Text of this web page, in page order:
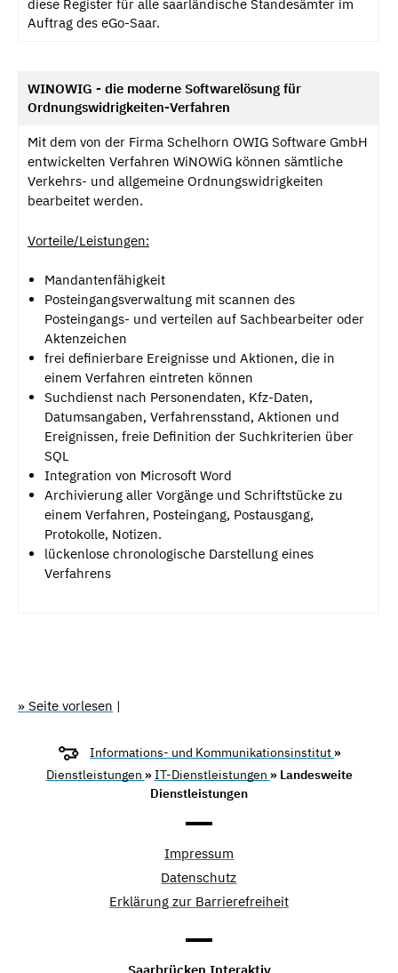
diese Register für alle saarländische Standesämter im
Auftrag des eGo-Saar.
WINOWIG - die moderne Softwarelösung für
Ordnungswidrigkeiten-Verfahren
Mit dem von der Firma Schelhorn OWIG Software GmbH
entwickelten Verfahren WiNOWiG können sämtliche
Verkehrs- und allgemeine Ordnungswidrigkeiten
bearbeitet werden.
Vorteile/Leistungen:
Mandantenfähigkeit
Posteingangsverwaltung mit scannen des
Posteingangs- und verteilen auf Sachbearbeiter oder
Aktenzeichen
frei definierbare Ereignisse und Aktionen, die in
einem Verfahren eintreten können
Suchdienst nach Personendaten, Kfz-Daten,
Datumsangaben, Verfahrensstand, Aktionen und
Ereignissen, freie Definition der Suchkriterien über
SQL
Integration von Microsoft Word
Archivierung aller Vorgänge und Schriftstücke zu
einem Verfahren, Posteingang, Postausgang,
Protokolle, Notizen.
lückenlose chronologische Darstellung eines
Verfahrens
» Seite vorlesen |
Informations- und Kommunikationsinstitut »
Dienstleistungen »IT-Dienstleistungen » Landesweite
Dienstleistungen
Impressum
Datenschutz
Erklärung zur Barrierefreiheit